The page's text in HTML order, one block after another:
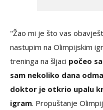
"Žao mi je što vas
nastupim na Olimpijskim
treninga na šljaci počeo
sam nekoliko dana
doktor je otkrio upalu
igram. Propuštanje